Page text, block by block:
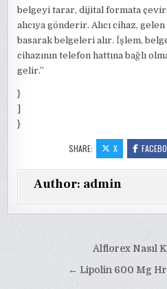
belgeyi tarar, dijital formata
alıcıya gönderir. Alıcı cihaz,
basarak belgeleri alır. İşlem,
cihazının telefon hattına bağlı
gelir.”
}
}
SHARE: X
Author: admin
gezinmesi
Alflorex Nasıl
← Lipolin 600 Mg Hr